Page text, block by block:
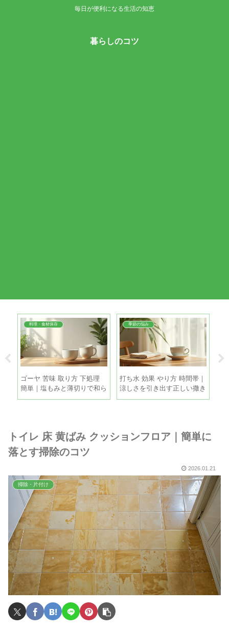
毎日が便利になる生活の知恵
暮らしのコツ
料理・食材保存
ゴーヤ 苦味 取り方 下処理
簡単｜塩もみと薄切りで和ら
げる手順
季節の悩み
打ち水 効果 やり方 時間帯｜
涼しさを引き出す正しい撒き
方と注意点
トイレ 床 黄ばみ クッションフロア｜簡単に
落とす掃除のコツ
2026.01.21
掃除・片付け